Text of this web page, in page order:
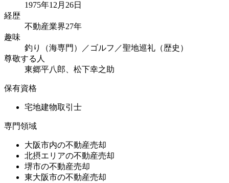
1975年12月26日
経歴
不動産業界27年
趣味
釣り（海専門）／ゴルフ／聖地巡礼（歴史）
尊敬する人
東郷平八郎、松下幸之助
保有資格
宅地建物取引士
専門領域
大阪市内の不動産売却
北摂エリアの不動産売却
堺市の不動産売却
東大阪市の不動産売却